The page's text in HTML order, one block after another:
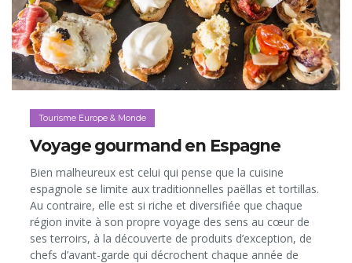
Tourisme Europe & Monde
Voyage gourmand en Espagne
Bien malheureux est celui qui pense que la cuisine
espagnole se limite aux traditionnelles paëllas et tortillas.
Au contraire, elle est si riche et diversifiée que chaque
région invite à son propre voyage des sens au cœur de
ses terroirs, à la découverte de produits d’exception, de
chefs d’avant-garde qui décrochent chaque année de